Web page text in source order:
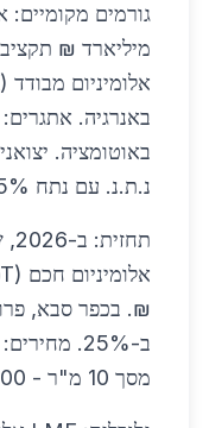
מיליארד ₪
באנרגיה.
באוטומציה.
נ.ת.נ. עם נתח 25%.
₪. בכפר סבא,
מסך 10 מ"ר - 75,000 ₪.